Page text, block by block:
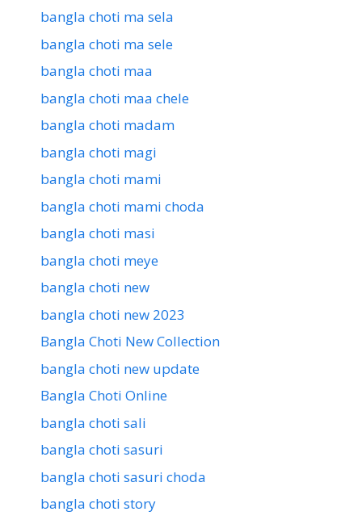
bangla choti ma sela
bangla choti ma sele
bangla choti maa
bangla choti maa chele
bangla choti madam
bangla choti magi
bangla choti mami
bangla choti mami choda
bangla choti masi
bangla choti meye
bangla choti new
bangla choti new 2023
Bangla Choti New Collection
bangla choti new update
Bangla Choti Online
bangla choti sali
bangla choti sasuri
bangla choti sasuri choda
bangla choti story